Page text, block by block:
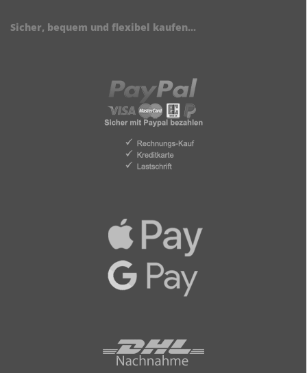
Sicher, bequem und flexibel kaufen...